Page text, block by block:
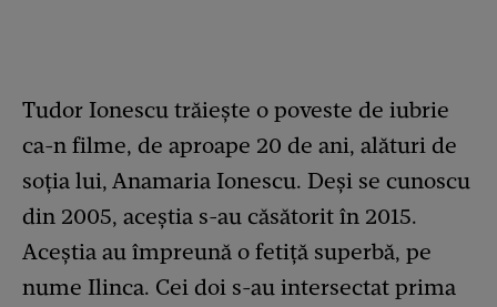
Tudor Ionescu trăiește o poveste de iubrie
ca-n filme, de aproape 20 de ani, alături de
soția lui, Anamaria Ionescu. Deși se cunoscu
din 2005, aceștia s-au căsătorit în 2015.
Aceștia au împreună o fetiță superbă, pe
nume Ilinca. Cei doi s-au intersectat prima